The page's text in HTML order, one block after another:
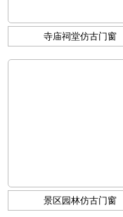
寺庙祠堂仿古门窗
景区园林仿古门窗